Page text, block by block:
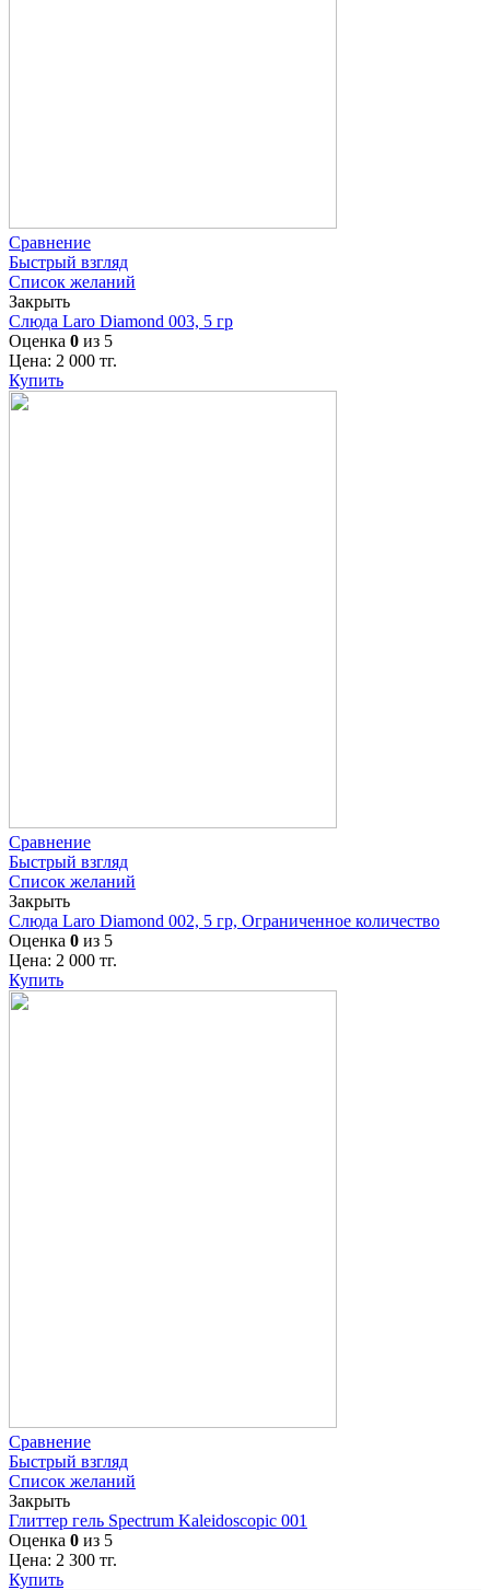
Сравнение
Быстрый взгляд
Список желаний
Закрыть
Слюда Laro Diamond 003, 5 гр
Оценка 0 из 5
Цена: 2 000 тг.
Купить
Сравнение
Быстрый взгляд
Список желаний
Закрыть
Слюда Laro Diamond 002, 5 гр, Ограниченное количество
Оценка 0 из 5
Цена: 2 000 тг.
Купить
Сравнение
Быстрый взгляд
Список желаний
Закрыть
Глиттер гель Spectrum Kaleidoscopic 001
Оценка 0 из 5
Цена: 2 300 тг.
Купить